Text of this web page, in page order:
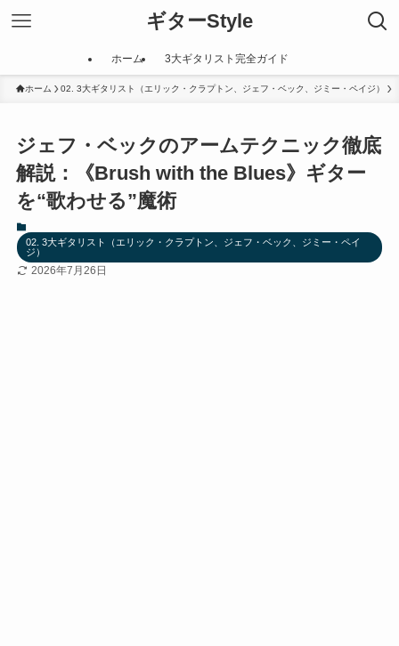
ギターStyle
ホーム 3大ギタリスト完全ガイド
ホーム 02. 3大ギタリスト（エリック・クラプトン、ジェフ・ベック、ジミー・ペイジ）
ジェフ・ベックのアームテクニック徹底
解説：《Brush with the Blues》ギター
を“歌わせる”魔術
02. 3大ギタリスト（エリック・クラプトン、ジェフ・ベック、ジミー・ペイ
ジ）
2026年7月26日